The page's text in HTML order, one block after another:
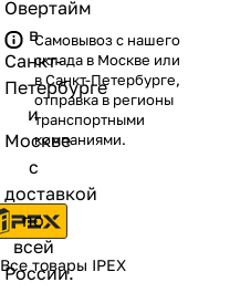
Самовывоз с нашего
склада в Москве или
в Санкт-Петербурге,
отправка в регионы
транспортными
компаниями.
Все товары IPEX